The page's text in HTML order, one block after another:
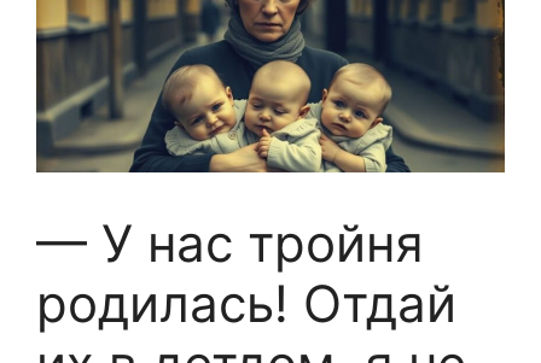
— У нас тройня
родилась! Отдай